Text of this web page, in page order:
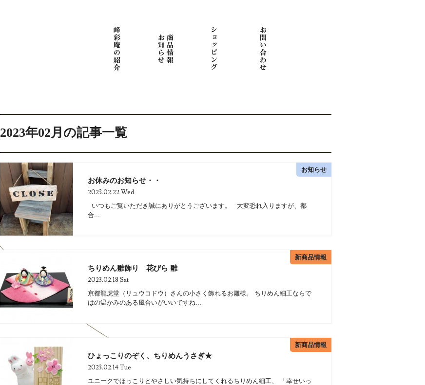
2023年02月の記事一覧
お知らせ
お休みのお知らせ・・
2023.02.22 Wed
いつもご覧いただき誠にありがとうございます。 大変恐れ入りますが、都
合...
新商品情報
ちりめん雛飾り 花びら 雛
2023.02.18 Sat
京都龍虎堂（リュウコドウ）さんの小さく飾れるお雛様。 ちりめん細工ならで
はの温かみのある風合いがいいですね...
新商品情報
ひょっこりのぞく、ちりめんうさぎ★
2023.02.14 Tue
ユニークでほっこりとやさしい気持ちにしてくれるちりめん細工、 「幸せいっ